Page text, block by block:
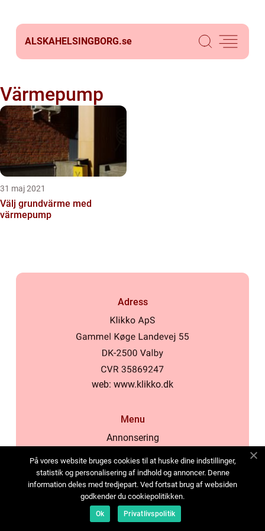
ALSKAHELSINGBORG.se
Värmepump
31 maj 2021
Välj grundvärme med
värmepump
Adress
web: www.klikko.dk
Menu
Annonsering
Cookies
Kontakta oss
Sitemap
På vores website bruges cookies til at huske dine indstillinger,
statistik og personalisering af indhold og annoncer. Denne
information deles med tredjepart. Ved fortsat brug af websiden
godkender du cookiepolitikken.
Ok Privatlivspolitik